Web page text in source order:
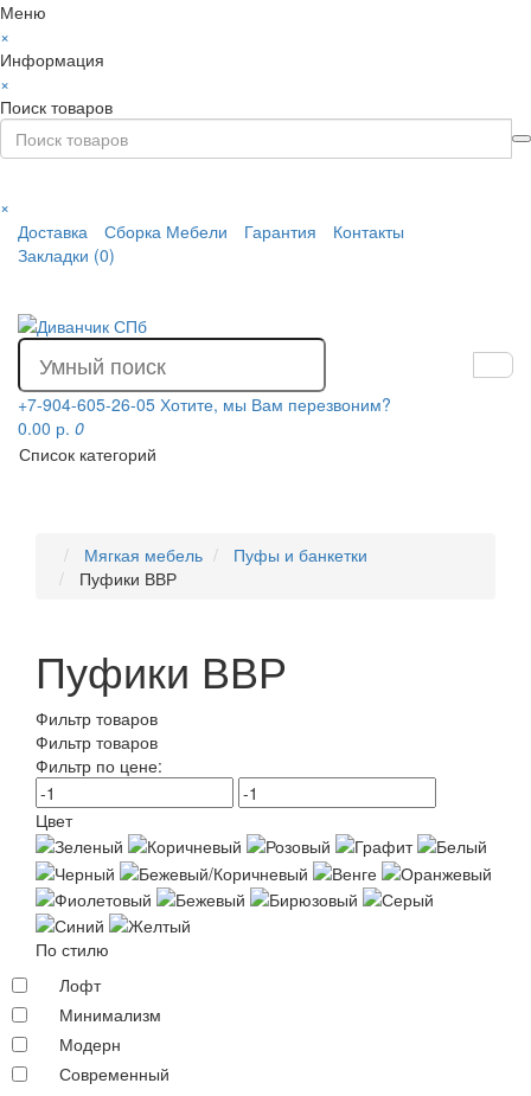
Меню
×
Информация
×
Поиск товаров
×
Доставка
Сборка Мебели Гарантия
Контакты
Закладки (0)
+7-904-605-26-05 Хотите, мы Вам перезвоним?
0.00 р. 0
Список категорий
Мягкая мебель
Пуфы и банкетки
Пуфики ВВР
Пуфики ВВР
Фильтр товаров
Фильтр товаров
Фильтр по цене:
Цвет
По стилю
Лофт
Минимализм
Модерн
Современный